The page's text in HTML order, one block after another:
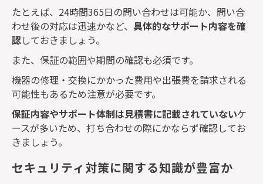
たとえば、 24時間365日の問い合わせは可能か、問い合
わせ後の対応は迅速かなど、 具体的なサポート内容を確
認しておきましょう。
また、保証の範囲や期間の確認も必須です。
機器の修理・交換にかかった費用や出張費を請求される
可能性もあるため注意が必要です。
保証内容やサポート体制は見積書に記載されていないケ
ースが多いため、打ち合わせの際にかならず確認してお
きましょう。
セキュリティ対策に関する知識が豊富か